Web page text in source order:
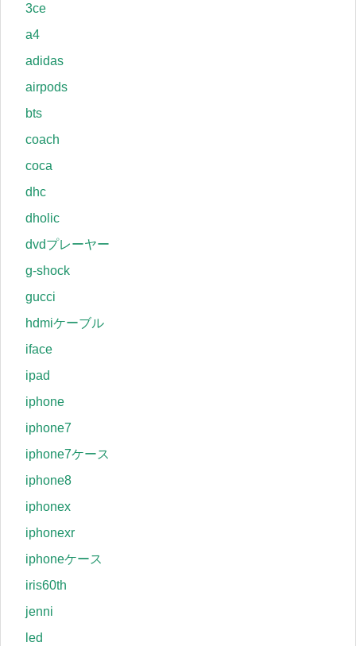
3ce
a4
adidas
airpods
bts
coach
coca
dhc
dholic
dvdプレーヤー
g-shock
gucci
hdmiケーブル
iface
ipad
iphone
iphone7
iphone7ケース
iphone8
iphonex
iphonexr
iphoneケース
iris60th
jenni
led